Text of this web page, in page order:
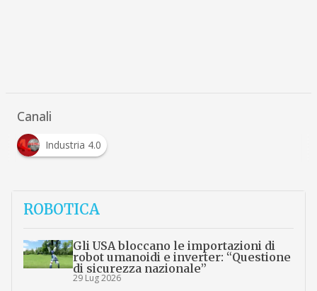
Canali
Industria 4.0
ROBOTICA
Gli USA bloccano le importazioni di
robot umanoidi e inverter: “Questione
di sicurezza nazionale”
29 Lug 2026